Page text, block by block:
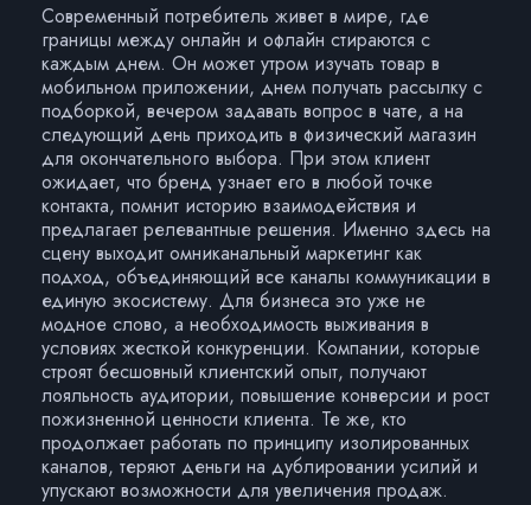
Современный потребитель живет в мире, где
границы между онлайн и офлайн стираются с
каждым днем. Он может утром изучать товар в
мобильном приложении, днем получать рассылку с
подборкой, вечером задавать вопрос в чате, а на
следующий день приходить в физический магазин
для окончательного выбора. При этом клиент
ожидает, что бренд узнает его в любой точке
контакта, помнит историю взаимодействия и
предлагает релевантные решения. Именно здесь на
сцену выходит омниканальный маркетинг как
подход, объединяющий все каналы коммуникации в
единую экосистему. Для бизнеса это уже не
модное слово, а необходимость выживания в
условиях жесткой конкуренции. Компании, которые
строят бесшовный клиентский опыт, получают
лояльность аудитории, повышение конверсии и рост
пожизненной ценности клиента. Те же, кто
продолжает работать по принципу изолированных
каналов, теряют деньги на дублировании усилий и
упускают возможности для увеличения продаж.